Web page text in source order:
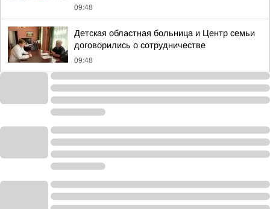
09:48
Детская областная больница и Центр семьи
договорились о сотрудничестве
09:48